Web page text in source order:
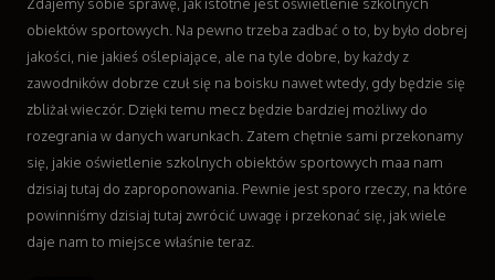
Odzież
Sport
Elektronika, RTV, AGD
Art. Dla Zwierząt
Ogród, Rośliny
Chemia
Art. Spożywcze
Materiały Eksploatacyjne
Inne Sklepy
obiektów sportowych. Na pewno trzeba zadbać o to, by było dobrej
jakości, nie jakieś oślepiające, ale na tyle dobre, by każdy z
zawodników dobrze czuł się na boisku nawet wtedy, gdy będzie się
zbliżał wieczór. Dzięki temu mecz będzie bardziej możliwy do
rozegrania w danych warunkach. Zatem chętnie sami przekonamy
się, jakie oświetlenie szkolnych obiektów sportowych maa nam
dzisiaj tutaj do zaproponowania. Pewnie jest sporo rzeczy, na które
powinniśmy dzisiaj tutaj zwrócić uwagę i przekonać się, jak wiele
daje nam to miejsce właśnie teraz.